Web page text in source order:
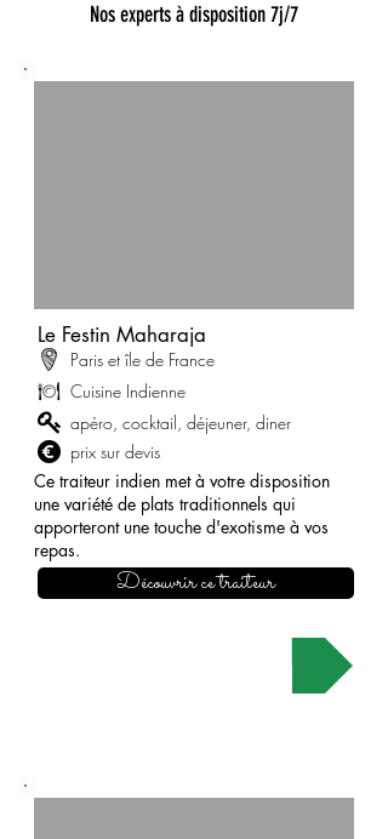
Nos experts à disposition 7j/7
Le Festin Maharaja
Paris et île de France
Cuisine Indienne
apéro, cocktail, déjeuner, diner
prix sur devis
Ce traiteur indien met à votre disposition
une variété de plats traditionnels qui
apporteront une touche d'exotisme à vos
repas.
Découvrir ce traiteur